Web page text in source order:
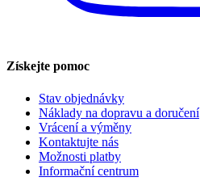
Získejte pomoc
Stav objednávky
Náklady na dopravu a doručení
Vrácení a výměny
Kontaktujte nás
Možnosti platby
Informační centrum